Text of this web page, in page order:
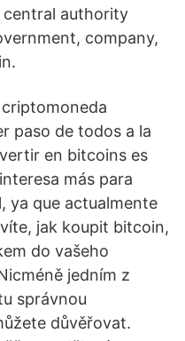
authority
company,
paso de todos a la
en bitcoins es
más para
ya que actualmente
jak koupit bitcoin,
do vašeho
jedním z
správnou
důvěřovat.